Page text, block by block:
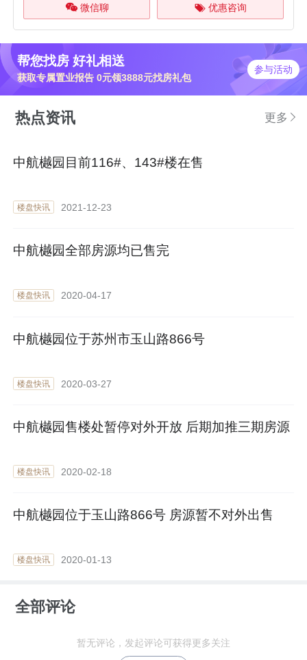
微信聊 优惠咨询
帮您找房 好礼相送
获取专属置业报告 0元领3888元找房礼包
参与活动
热点资讯 更多
中航樾园目前116#、143#楼在售
楼盘快讯 2021-12-23
中航樾园全部房源均已售完
楼盘快讯 2020-04-17
中航樾园位于苏州市玉山路866号
楼盘快讯 2020-03-27
中航樾园售楼处暂停对外开放 后期加推三期房源
楼盘快讯 2020-02-18
中航樾园位于玉山路866号 房源暂不对外出售
楼盘快讯 2020-01-13
全部评论
暂无评论，发起评论可获得更多关注